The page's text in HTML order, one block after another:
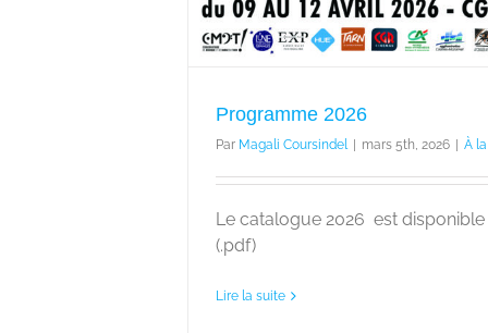
Programme 2026
Par Magali Coursindel | mars 5th, 2026 | À
Le catalogue 2026 est disponible
(.pdf)
Lire la suite